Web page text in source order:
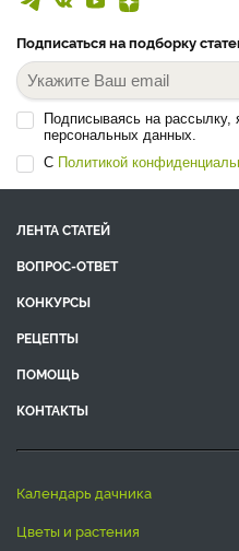
Подписаться на подборку
Подписываясь на рассылку,
персональных данных.
С Политикой
ЛЕНТА СТАТЕЙ
ВОПРОС-ОТВЕТ
КОНКУРСЫ
РЕЦЕПТЫ
ПОМОЩЬ
КОНТАКТЫ
календарь дачника
цветы и растения